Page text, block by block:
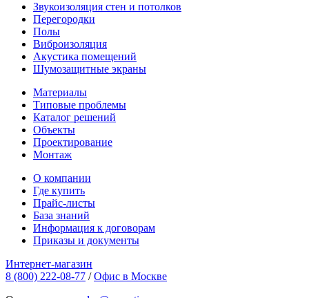
Звукоизоляция стен и потолков
Перегородки
Полы
Виброизоляция
Акустика помещений
Шумозащитные экраны
Материалы
Типовые проблемы
Каталог решений
Объекты
Проектирование
Монтаж
О компании
Где купить
Прайс-листы
База знаний
Информация к договорам
Приказы и документы
Интернет-магазин
8 (800) 222-08-77 / Офис в Москве